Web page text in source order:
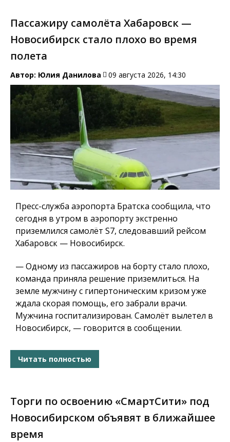
Пассажиру самолёта Хабаровск —
Новосибирск стало плохо во время
полета
Автор: Юлия Данилова 09 августа 2026, 14:30
Пресс-служба аэропорта Братска сообщила, что
сегодня в утром в аэропорту экстренно
приземлился самолёт S7, следовавший рейсом
Хабаровск — Новосибирск.
— Одному из пассажиров на борту стало плохо,
команда приняла решение приземлиться. На
земле мужчину с гипертоническим кризом уже
ждала скорая помощь, его забрали врачи.
Мужчина госпитализирован. Самолёт вылетел в
Новосибирск, — говорится в сообщении.
Читать полностью
Торги по освоению «СмартСити» под
Новосибирском объявят в ближайшее
время